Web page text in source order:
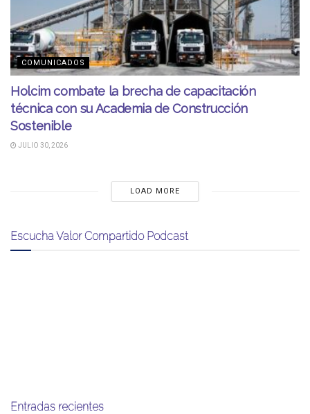
COMUNICADOS
Holcim combate la brecha de capacitación
técnica con su Academia de Construcción
Sostenible
JULIO 30, 2026
LOAD MORE
Escucha Valor Compartido Podcast
Entradas recientes